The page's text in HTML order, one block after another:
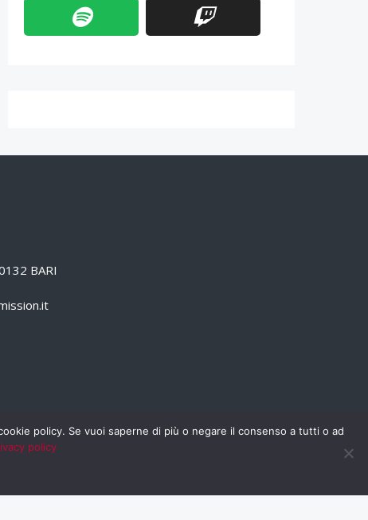
BARI
policy. Se vuoi saperne di più o negare il consenso a tutti o ad
policy